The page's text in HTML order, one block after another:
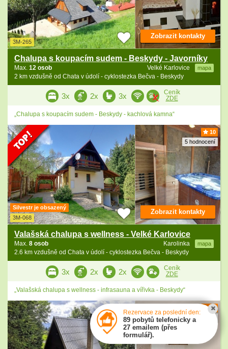
3M-265
Chalupa s koupacím sudem - Beskydy - Javorníky
Velké Karlovice mapa
Max. 12 osob
2 km vzdušně od Chata v údolí - cyklostezka Bečva - Beskydy
Zobrazit kontakty
3x 2x 3x
Ceník
ZDE
„Chalupa s koupacím sudem - Beskydy - kachlová kamna“
10
5 hodnocení
Silvestr je obsazený
3M-068
Valašská chalupa s wellness - Velké Karlovice
Karolinka mapa
Max. 8 osob
2.6 km vzdušně od Chata v údolí - cyklostezka Bečva - Beskydy
Zobrazit kontakty
3x 2x 2x
Ceník
ZDE
„Valašská chalupa s wellness - infrasauna a vířivka - Beskydy“
10
1 hodnocení
Rezervace za poslední den:
89 pobytů telefonicky a
27 emailem (přes
formulář).